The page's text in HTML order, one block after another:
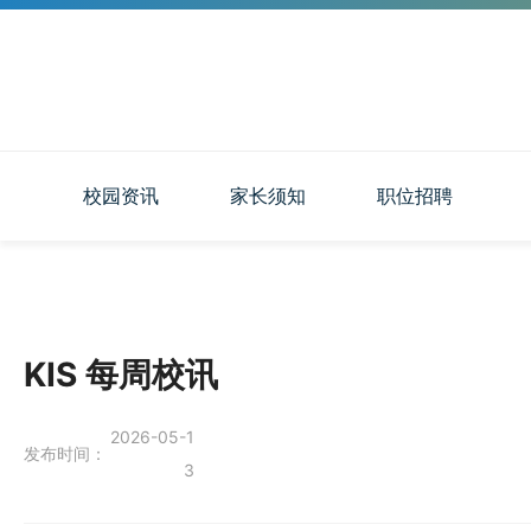
校园资讯 家长须知 职位招聘
KIS 每周校讯
发布时间：
2026-05-1
3